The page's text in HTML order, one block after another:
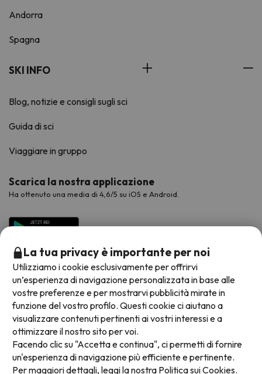
Andorra
Spagna
SKI INFO
Blog, notizie e consigli sugli sci
Guida di sci
Viaggiare in gruppo
Scarica la nostra applicazione
Ha ottenuto una media di 4,6/5 su iOS e Android.
Metodi di pagamento disponibili
La tua privacy è importante per noi
Utilizziamo i cookie esclusivamente per offrirvi
un’esperienza di navigazione personalizzata in base alle
vostre preferenze e per mostrarvi pubblicità mirate in
funzione del vostro profilo. Questi cookie ci aiutano a
visualizzare contenuti pertinenti ai vostri interessi e a
ottimizzare il nostro sito per voi.
Facendo clic su "Accetta e continua", ci permetti di fornire
un'esperienza di navigazione più efficiente e pertinente.
Per maggiori dettagli, leggi la nostra Politica sui Cookies.